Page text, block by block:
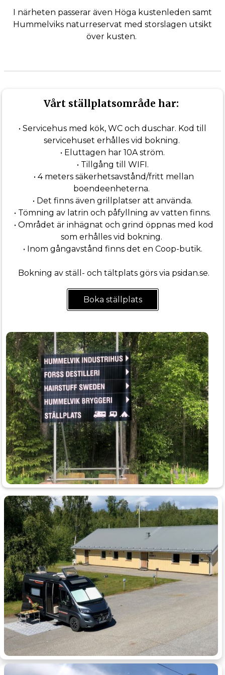
I närheten passerar även Höga kustenleden samt
Hummelviks naturreservat med storslagen utsikt
över kusten.
Vårt ställplatsområde har:
• Servicehus med kök, WC och duschar. Kod till
servicehuset erhålles vid bokning.
• Eluttagen har 10A ström.
• Tillgång till WIFI.
• 4 meters säkerhetsavstånd/fritt mellan
boendeenheterna.
• Det finns även grillplatser att använda.
• Tömning av latrin och påfyllning av vatten finns.
• Området är inhägnat och grind öppnas med kod
som erhålles vid bokning.
• Inom gångavstånd finns det en Coop-butik.
Bokning av ställ- och tältplats görs via psidan.se.
Boka ställplats